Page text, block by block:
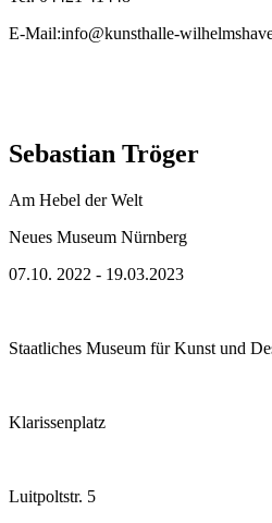
E-Mail:info@kunsthalle-
Sebastian Tröger
Am Hebel der Welt
Neues Museum Nürnberg
07.10. 2022 - 19.03.2023
Staatliches Museum für Kunst und
Klarissenplatz
Luitpoltstr. 5